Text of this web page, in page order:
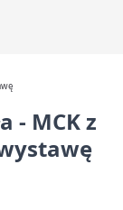
- MCK z